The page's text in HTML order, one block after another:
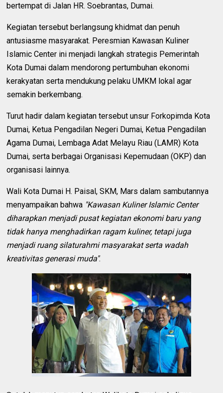
bertempat di Jalan HR. Soebrantas, Dumai.
Kegiatan tersebut berlangsung khidmat dan penuh
antusiasme masyarakat. Peresmian Kawasan Kuliner
Islamic Center ini menjadi langkah strategis Pemerintah
Kota Dumai dalam mendorong pertumbuhan ekonomi
kerakyatan serta mendukung pelaku UMKM lokal agar
semakin berkembang.
Turut hadir dalam kegiatan tersebut unsur Forkopimda Kota
Dumai, Ketua Pengadilan Negeri Dumai, Ketua Pengadilan
Agama Dumai, Lembaga Adat Melayu Riau (LAMR) Kota
Dumai, serta berbagai Organisasi Kepemudaan (OKP) dan
organisasi lainnya.
Wali Kota Dumai H. Paisal, SKM, Mars dalam sambutannya
menyampaikan bahwa "Kawasan Kuliner Islamic Center
diharapkan menjadi pusat kegiatan ekonomi baru yang
tidak hanya menghadirkan ragam kuliner, tetapi juga
menjadi ruang silaturahmi masyarakat serta wadah
kreativitas generasi muda".